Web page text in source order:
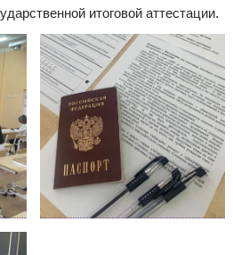
итоговой аттестации.